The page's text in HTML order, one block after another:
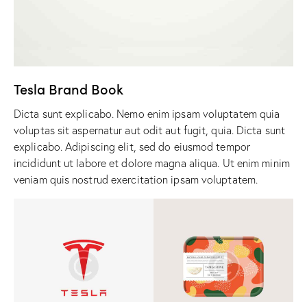
Tesla Brand Book
Dicta sunt explicabo. Nemo enim ipsam voluptatem quia
voluptas sit aspernatur aut odit aut fugit, quia. Dicta sunt
explicabo. Adipiscing elit, sed do eiusmod tempor
incididunt ut labore et dolore magna aliqua. Ut enim minim
veniam quis nostrud exercitation ipsam voluptatem.